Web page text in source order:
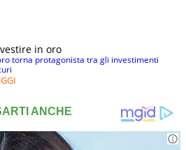
in oro
torna protagonista tra gli investimenti